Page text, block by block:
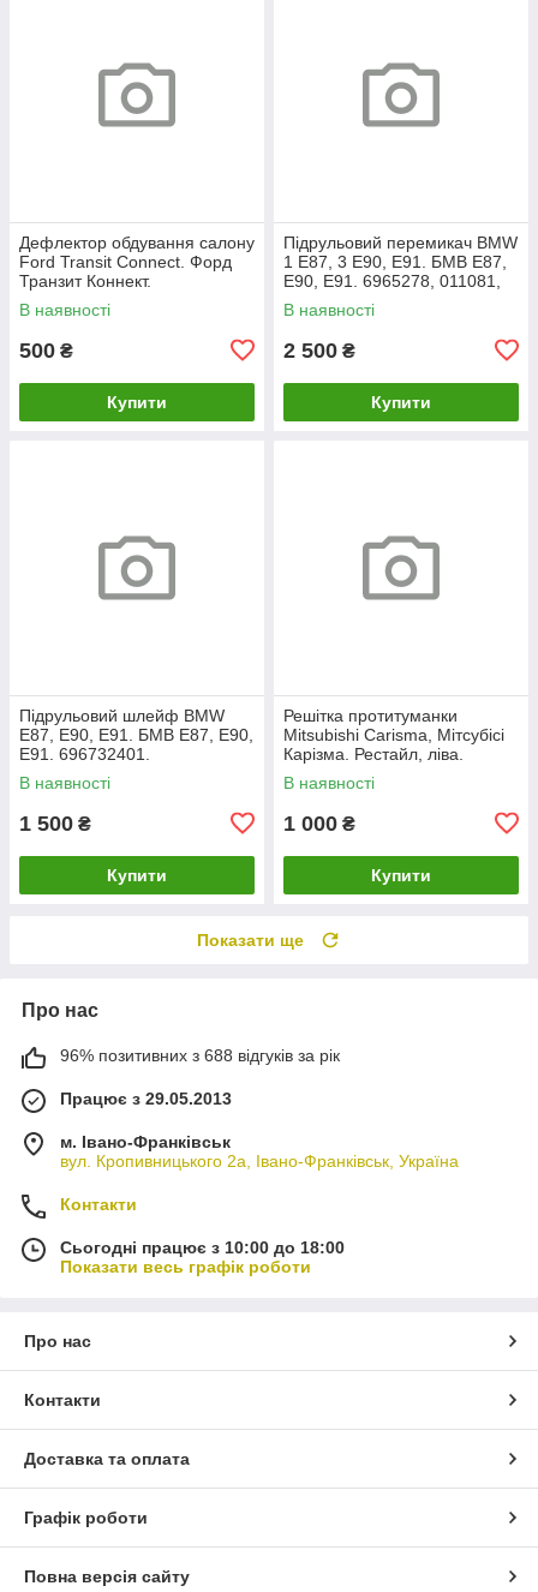
Дефлектор обдування салону
Ford Transit Connect. Форд
Транзит Коннект.
Центральний лівий. 2013–
2019. DT11V014L21.
В наявності
500 ₴
Купити
Підрульовий перемикач BMW
1 E87, 3 E90, E91. БМВ Е87,
Е90, Е91. 6965278, 011081,
012081.
В наявності
2 500 ₴
Купити
Підрульовий шлейф BMW
E87, E90, E91. БМВ Е87, Е90,
Е91. 696732401.
В наявності
1 500 ₴
Купити
Решітка протитуманки
Mitsubishi Carisma, Мітсубісі
Карізма. Рестайл, ліва.
XR361193.
В наявності
1 000 ₴
Купити
Показати ще
Про нас
96% позитивних з 688 відгуків за рік
Працює з 29.05.2013
м. Івано-Франківськ
вул. Кропивницького 2а, Івано-Франківськ, Україна
Контакти
Сьогодні працює з 10:00 до 18:00
Показати весь графік роботи
Про нас
Контакти
Доставка та оплата
Графік роботи
Повна версія сайту